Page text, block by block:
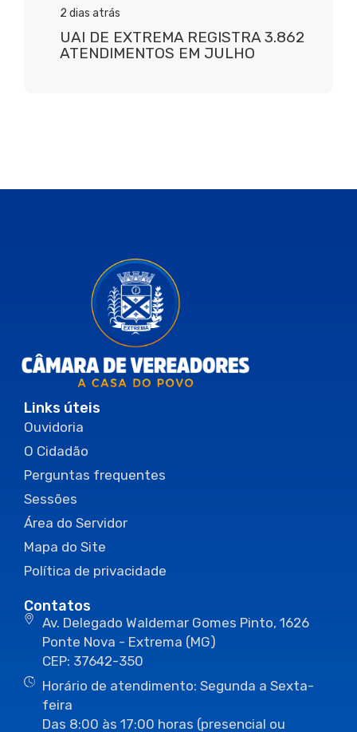
2 dias atrás
UAI DE EXTREMA REGISTRA 3.862
ATENDIMENTOS EM JULHO
Links úteis
Ouvidoria
O Cidadão
Perguntas frequentes
Sessões
Área do Servidor
Mapa do Site
Política de privacidade
Contatos
Av. Delegado Waldemar Gomes Pinto, 1626
Ponte Nova - Extrema (MG)
CEP: 37642-350
Horário de atendimento: Segunda a Sexta-
feira
Das 8:00 às 17:00 horas (presencial ou